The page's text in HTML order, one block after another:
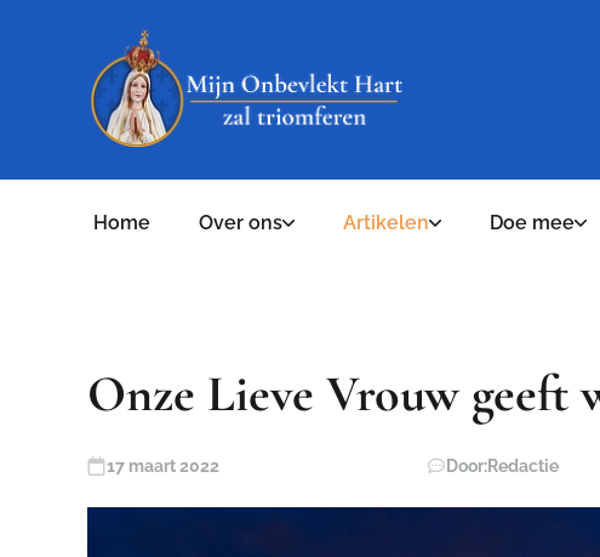
Home Over ons Artikelen Doe mee
Onze Lieve Vrouw geeft
17 maart 2022 Door:Redactie